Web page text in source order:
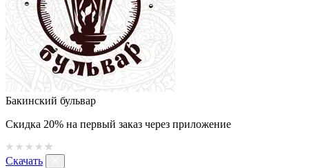
Бакинский бульвар
Скидка 20% на первый заказ через приложение
Скачать